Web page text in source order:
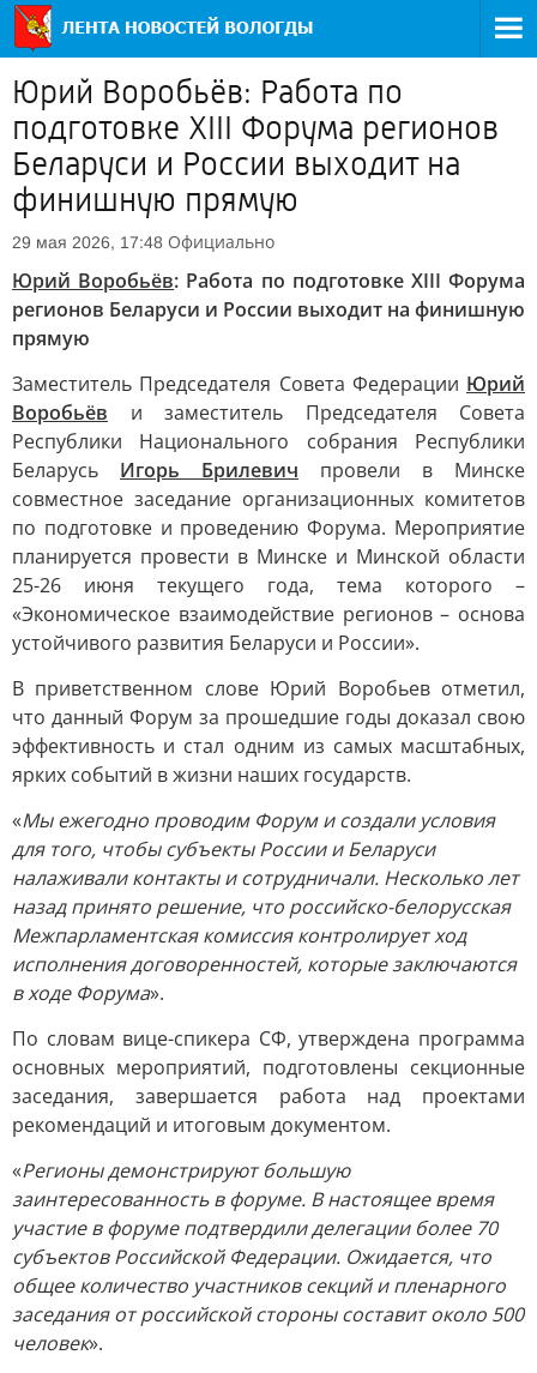
Юрий Воробьёв: Работа по
подготовке XIII Форума регионов
Беларуси и России выходит на
финишную прямую
29 мая 2026, 17:48 Официально
Юрий Воробьёв: Работа по подготовке XIII Форума
регионов Беларуси и России выходит на финишную
прямую
Заместитель Председателя Совета Федерации Юрий
Воробьёв и заместитель Председателя Совета
Республики Национального собрания Республики
Беларусь Игорь Брилевич провели в Минске
совместное заседание организационных комитетов
по подготовке и проведению Форума. Мероприятие
планируется провести в Минске и Минской области
25-26 июня текущего года, тема которого –
«Экономическое взаимодействие регионов – основа
устойчивого развития Беларуси и России».
В приветственном слове Юрий Воробьев отметил,
что данный Форум за прошедшие годы доказал свою
эффективность и стал одним из самых масштабных,
ярких событий в жизни наших государств.
«Мы ежегодно проводим Форум и создали условия
для того, чтобы субъекты России и Беларуси
налаживали контакты и сотрудничали. Несколько лет
назад принято решение, что российско-белорусская
Межпарламентская комиссия контролирует ход
исполнения договоренностей, которые заключаются
в ходе Форума».
По словам вице-спикера СФ, утверждена программа
основных мероприятий, подготовлены секционные
заседания, завершается работа над проектами
рекомендаций и итоговым документом.
«Регионы демонстрируют большую
заинтересованность в форуме. В настоящее время
участие в форуме подтвердили делегации более 70
субъектов Российской Федерации. Ожидается, что
общее количество участников секций и пленарного
заседания от российской стороны составит около 500
человек».